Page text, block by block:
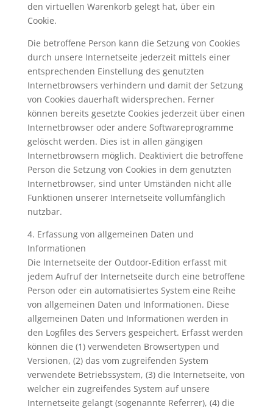
den virtuellen Warenkorb gelegt hat, über ein
Cookie.
Die betroffene Person kann die Setzung von Cookies
durch unsere Internetseite jederzeit mittels einer
entsprechenden Einstellung des genutzten
Internetbrowsers verhindern und damit der Setzung
von Cookies dauerhaft widersprechen. Ferner
können bereits gesetzte Cookies jederzeit über einen
Internetbrowser oder andere Softwareprogramme
gelöscht werden. Dies ist in allen gängigen
Internetbrowsern möglich. Deaktiviert die betroffene
Person die Setzung von Cookies in dem genutzten
Internetbrowser, sind unter Umständen nicht alle
Funktionen unserer Internetseite vollumfänglich
nutzbar.
4. Erfassung von allgemeinen Daten und
Informationen
Die Internetseite der Outdoor-Edition erfasst mit
jedem Aufruf der Internetseite durch eine betroffene
Person oder ein automatisiertes System eine Reihe
von allgemeinen Daten und Informationen. Diese
allgemeinen Daten und Informationen werden in
den Logfiles des Servers gespeichert. Erfasst werden
können die (1) verwendeten Browsertypen und
Versionen, (2) das vom zugreifenden System
verwendete Betriebssystem, (3) die Internetseite, von
welcher ein zugreifendes System auf unsere
Internetseite gelangt (sogenannte Referrer), (4) die